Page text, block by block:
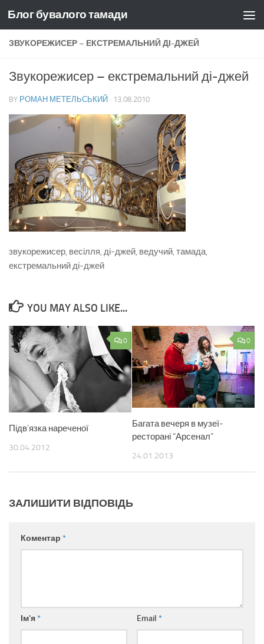
Skip to content
Блог бувалого тамади
ЗВУКОРЕЖИСЕР – ЕКСТРЕМАЛЬНИЙ ДІ-ДЖЕЙ
Звукорежисер – екстремальний ді-джей
BY РОМАН МЕТЕЛЬСЬКИЙ · 13.08.2010
звукорежисер, весілля, ді-джей, ведучий, тамада,
екстремальний ді-джей
YOU MAY ALSO LIKE...
0
Підв’язка нареченої
30.04.2012
0
Багата вечеря в музеї-
ресторані “Арсенал”
24.01.2013
ЗАЛИШИТИ ВІДПОВІДЬ
Коментар *
Ім'я* Email *